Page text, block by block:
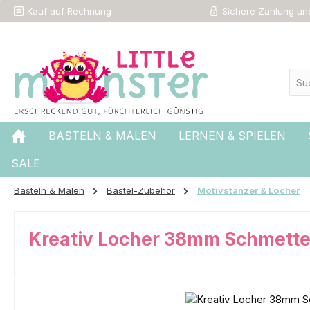
Hauptinhalt springen
Zur Suche springen
Zur Hauptnavigation springen
Kauf auf Rechnung Sichere Zahlung
BASTELN & MALEN LERNEN & SPIELEN
SALE
Basteln & Malen Bastel-Zubehör Motivstanzer & Locher
Kreativ Locher 38mm